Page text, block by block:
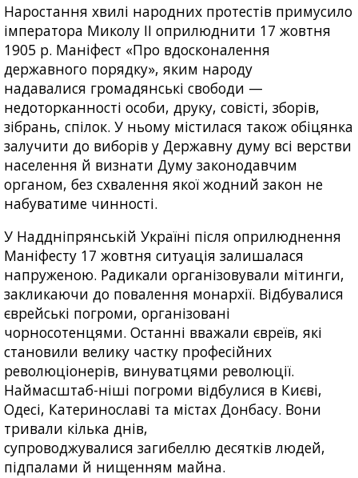
Наростання хвилі народних протестів примусило
імператора Миколу II оприлюднити 17 жовтня
1905 р. Маніфест «Про вдосконалення
державного порядку», яким народу
надавалися громадянські свободи —
недоторканності особи, друку, совісті, зборів,
зібрань, спілок. У ньому містилася також обіцянка
залучити до виборів у Державну думу всі верстви
населення й визнати Думу законодавчим
органом, без схвалення якої жодний закон не
набуватиме чинності.
У Наддніпрянській Україні після оприлюднення
Маніфесту 17 жовтня ситуація залишалася
напруженою. Радикали організовували мітинги,
закликаючи до повалення монархії. Відбувалися
єврейські погроми, організовані
чорносотенцями. Останні вважали євреїв, які
становили велику частку професійних
революціонерів, винуватцями революції.
Наймасштаб-ніші погроми відбулися в Києві,
Одесі, Катеринославі та містах Донбасу. Вони
тривали кілька днів,
супроводжувалися загибеллю десятків людей,
підпалами й нищенням майна.